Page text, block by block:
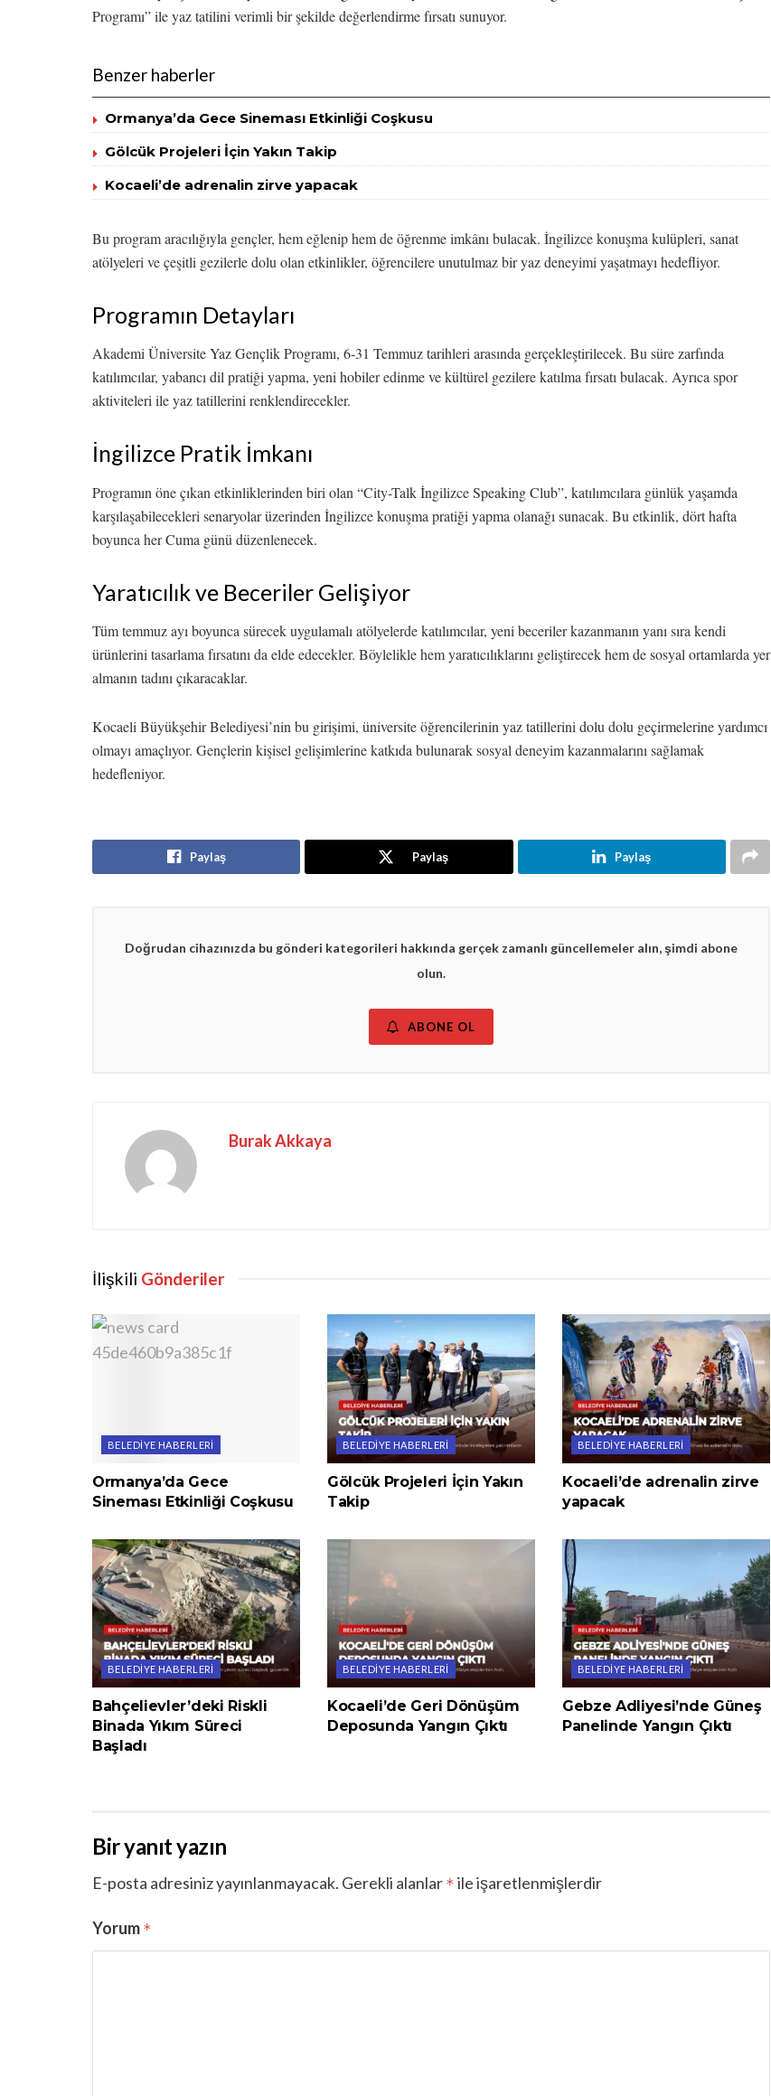
Programı” ile yaz tatilini verimli bir şekilde değerlendirme fırsatı sunuyor.
Benzer haberler
Ormanya’da Gece Sineması Etkinliği Coşkusu
Gölcük Projeleri İçin Yakın Takip
Kocaeli’de adrenalin zirve yapacak
Bu program aracılığıyla gençler, hem eğlenip hem de öğrenme imkânı bulacak. İngilizce konuşma kulüpleri, sanat
atölyeleri ve çeşitli gezilerle dolu olan etkinlikler, öğrencilere unutulmaz bir yaz deneyimi yaşatmayı hedefliyor.
Programın Detayları
Akademi Üniversite Yaz Gençlik Programı, 6-31 Temmuz tarihleri arasında gerçekleştirilecek. Bu süre zarfında
katılımcılar, yabancı dil pratiği yapma, yeni hobiler edinme ve kültürel gezilere katılma fırsatı bulacak. Ayrıca spor
aktiviteleri ile yaz tatillerini renklendirecekler.
İngilizce Pratik İmkanı
Programın öne çıkan etkinliklerinden biri olan “City-Talk İngilizce Speaking Club”, katılımcılara günlük yaşamda
karşılaşabilecekleri senaryolar üzerinden İngilizce konuşma pratiği yapma olanağı sunacak. Bu etkinlik, dört hafta
boyunca her Cuma günü düzenlenecek.
Yaratıcılık ve Beceriler Gelişiyor
Tüm temmuz ayı boyunca sürecek uygulamalı atölyelerde katılımcılar, yeni beceriler kazanmanın yanı sıra kendi
ürünlerini tasarlama fırsatını da elde edecekler. Böylelikle hem yaratıcılıklarını geliştirecek hem de sosyal ortamlarda yer
almanın tadını çıkaracaklar.
Kocaeli Büyükşehir Belediyesi’nin bu girişimi, üniversite öğrencilerinin yaz tatillerini dolu dolu geçirmelerine yardımcı
olmayı amaçlıyor. Gençlerin kişisel gelişimlerine katkıda bulunarak sosyal deneyim kazanmalarını sağlamak
hedefleniyor.
Paylaş Paylaş Paylaş
Doğrudan cihazınızda bu gönderi kategorileri hakkında gerçek zamanlı güncellemeler alın, şimdi abone
olun.
ABONE OL
Burak Akkaya
İlişkili Gönderiler
BELEDIYE HABERLERI
Ormanya’da Gece
Sineması Etkinliği Coşkusu
BELEDIYE HABERLERI
Gölcük Projeleri İçin Yakın
Takip
BELEDIYE HABERLERI
Kocaeli’de adrenalin zirve
yapacak
BELEDIYE HABERLERI
Bahçelievler’deki Riskli
Binada Yıkım Süreci
Başladı
BELEDIYE HABERLERI
Kocaeli’de Geri Dönüşüm
Deposunda Yangın Çıktı
BELEDIYE HABERLERI
Gebze Adliyesi’nde Güneş
Panelinde Yangın Çıktı
Bir yanıt yazın
E-posta adresiniz yayınlanmayacak. Gerekli alanlar * ile işaretlenmişlerdir
Yorum *